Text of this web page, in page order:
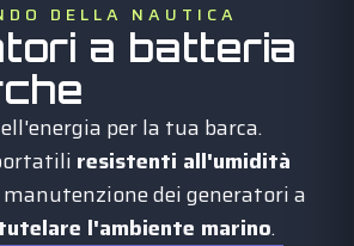
DELLA NAUTICA
a batteria
per la tua barca.
resistenti all'umidità
dei generatori a
l'ambiente marino.